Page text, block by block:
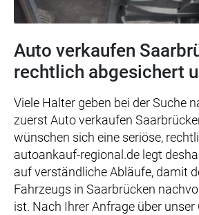
Auto verkaufen
rechtlich abgesichert
Viele Halter geben bei der Suche
zuerst Auto verkaufen
wünschen sich eine seriöse,
autoankauf-regional.de legt
auf verständliche Abläufe, damit
Fahrzeugs in Saarbrücken
ist. Nach Ihrer Anfrage über